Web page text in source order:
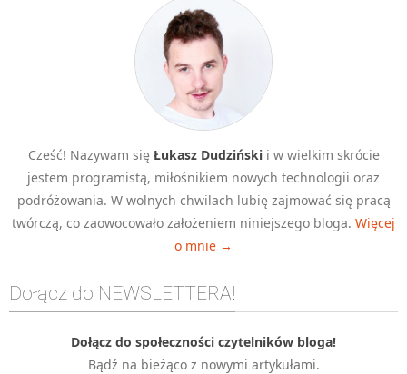
Cześć! Nazywam się Łukasz Dudzińskii w wielkim skrócie
jestem programistą, miłośnikiem nowych technologii oraz
podróżowania. W wolnych chwilach lubię zajmować się pracą
twórczą, co zaowocowało założeniem niniejszego bloga. Więcej
o mnie →
Dołącz do NEWSLETTERA!
Dołącz do społeczności czytelników bloga!
Bądź na bieżąco z nowymi artykułami.